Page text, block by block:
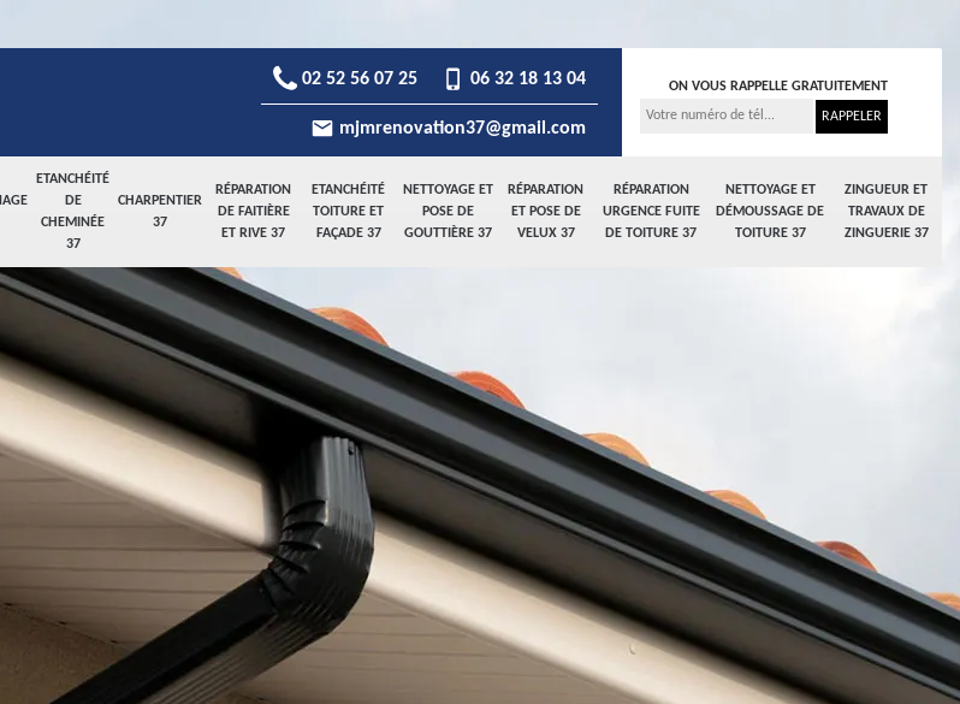
ETANCHÉITÉ
DE
CHEMINÉE
37
CHARPENTIER
37
RÉPARATION
DE FAITIÈRE
ET RIVE 37
ETANCHÉITÉ
TOITURE ET
FAÇADE 37
NETTOYAGE ET
POSE DE
GOUTTIÈRE 37
RÉPARATION
ET POSE DE
VELUX 37
RÉPARATION
URGENCE FUITE
DE TOITURE 37
NETTOYAGE ET
DÉMOUSSAGE DE
TOITURE 37
ZINGUEUR ET
TRAVAUX DE
ZINGUERIE 37
02 52 56 07 25 06 32 18 13 04
mjmrenovation37@gmail.com
ON VOUS RAPPELLE GRATUITEMENT